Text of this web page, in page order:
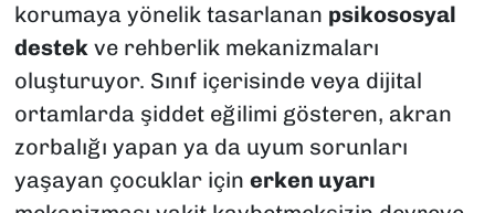
korumaya yönelik tasarlanan psikososyal
destekve rehberlik mekanizmaları
oluşturuyor. Sınıf içerisinde veya dijital
ortamlarda şiddet eğilimi gösteren, akran
zorbalığı yapan ya da uyum sorunları
yaşayan çocuklar için erken uyarı